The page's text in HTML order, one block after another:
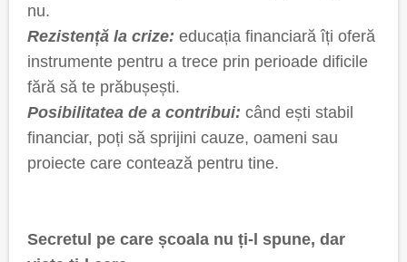
nu.
Rezistență la crize: educația financiară îți oferă
instrumente pentru a trece prin perioade dificile
fără să te prăbușești.
Posibilitatea de a contribui: când ești stabil
financiar, poți să sprijini cauze, oameni sau
proiecte care contează pentru tine.
Secretul pe care școala nu ți-l spune, dar